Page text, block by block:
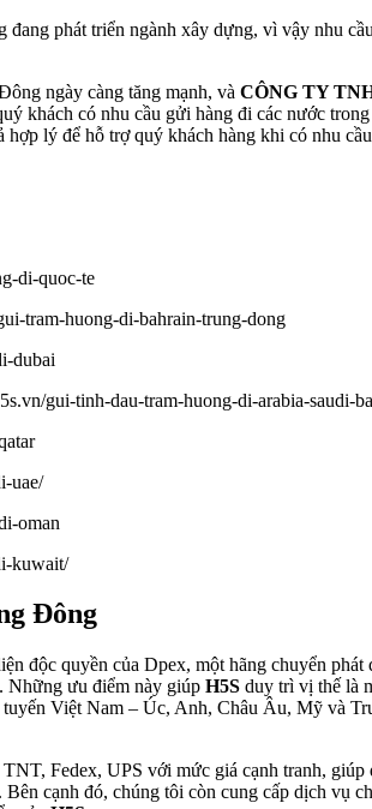
phát triển ngành xây dựng, vì vậy nhu
ngày càng tăng mạnh, và CÔNG TY
khách có nhu cầu gửi hàng đi các nước
lý để hỗ trợ quý khách hàng khi có nhu
di-quoc-te
tram-huong-di-bahrain-trung-dong
dubai
gui-tinh-dau-tram-huong-di-arabia-saudi-
uae/
oman
kuwait/
Đông
độc quyền của Dpex, một hãng chuyển
Những ưu điểm này giúp H5S duy trì vị thế là
Việt Nam – Úc, Anh, Châu Âu, Mỹ và
Fedex, UPS với mức giá cạnh tranh,
cạnh đó, chúng tôi còn cung cấp dịch vụ